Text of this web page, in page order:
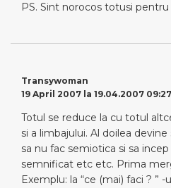
PS. Sint norocos totusi pentru
Transywoman
19 April 2007 la 19.04.2007 09:27
Totul se reduce la cu totul
si a limbajului. Al doilea
sa nu fac semiotica si sa
semnificat etc etc. Prima
Exemplu: la “ce (mai) faci ? ”